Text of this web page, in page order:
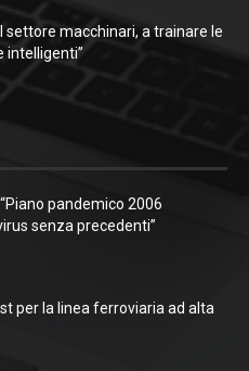
settore macchinari, a trainare le
intelligenti”
pandemico 2006
senza precedenti”
per la linea ferroviaria ad alta